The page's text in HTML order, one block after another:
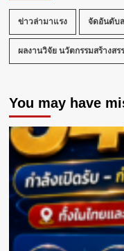
ณ
โรงเรียน
นานาชาติ
ใหญ่
ข่าวล่ามาแรง จัดอันดับ
ผลงานวิจัย นวัตกรรมสร้างสร
You may have